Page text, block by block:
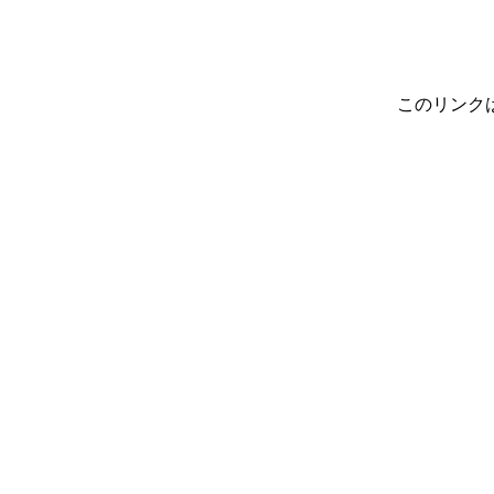
このリンク